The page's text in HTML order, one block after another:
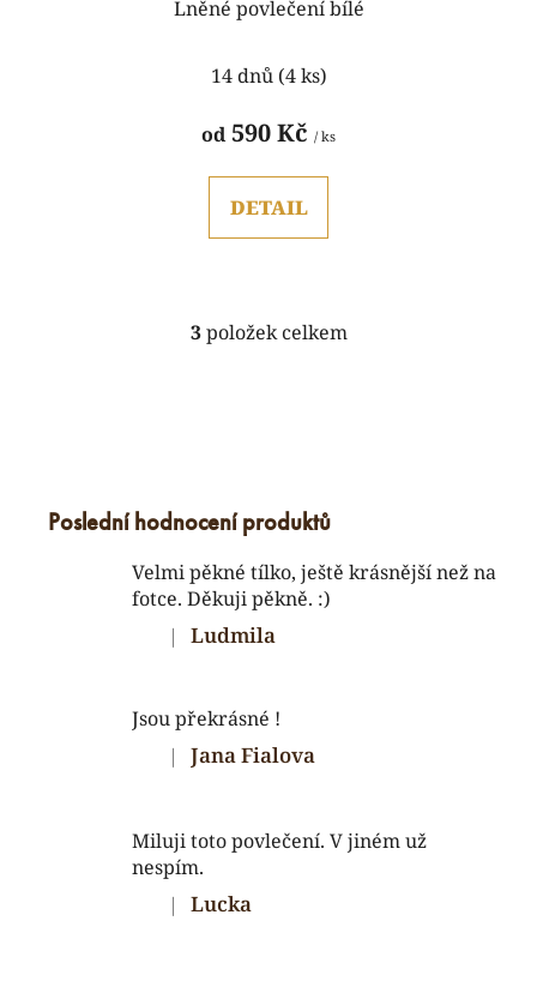
Lněné povlečení bílé
14 dnů (4 ks)
od590 Kč / ks
DETAIL
O
í
r
v
k
ý
p
i
3položek celkem
Poslední hodnocení produktů
Velmi pěkné tílko, ještě krásnější než na
fotce. Děkuji pěkně. :)
Hodnocení produktu je 5 z 5 hvězdiček.
| Ludmila
Jsou překrásné !
Hodnocení produktu je 5 z 5 hvězdiček.
| Jana Fialova
Miluji toto povlečení. V jiném už
nespím.
Hodnocení produktu je 5 z 5 hvězdiček.
| Lucka